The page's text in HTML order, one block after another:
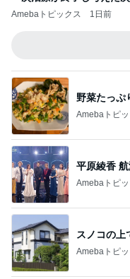
Amebaトピックス 1日前
野菜たっぷ
Amebaトピッ
平原綾香
Amebaトピッ
スノコの上
Amebaトピッ